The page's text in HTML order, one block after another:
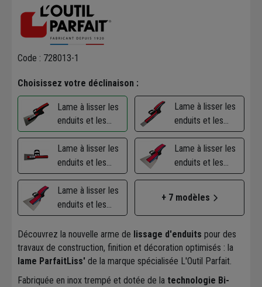
Code : 728013-1
Choisissez votre déclinaison :
Lame à lisser les
enduits et les
bandes placo
ParfaitLiss' -
L'Outil Parfait -
Lame acier 6 cm
Lame à lisser les
enduits et les
bandes placo
ParfaitLiss' -
L'Outil Parfait -
Lame acier 2 cm
Lame à lisser les
enduits et les
bandes placo
ParfaitLiss' -
L'Outil Parfait -
Lame acier 4 cm
Lame à lisser les
enduits et les
bandes placo
L'Outil Parfait -
Lame acier 8 cm
Lame à lisser les
enduits et les
bandes placo
ParfaitLiss' -
L'Outil Parfait -
Lame acier 10 cm
+ 7 modèles
Découvrez la nouvelle arme de lissage d'enduits pour des
travaux de construction, finition et décoration optimisés : la
lame ParfaitLiss' de la marque spécialisée L'Outil Parfait.
Fabriquée en inox trempé et dotée de la technologie Bi-